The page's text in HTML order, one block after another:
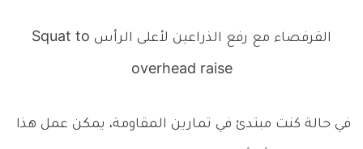
القرفصاء مع رفع الذراعين لأعلى الرأس Squat to
overhead raise
في حالة كنت مبتدئ في تمارين المقاومة، يمكن عمل هذا